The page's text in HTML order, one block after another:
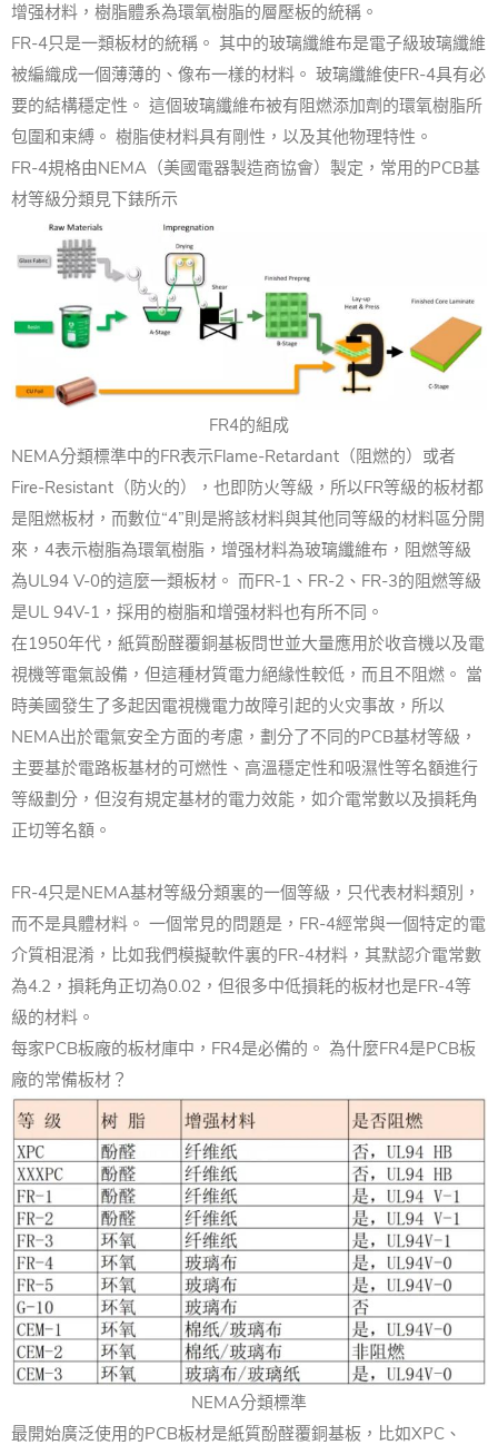
增强材料，樹脂體系為環氧樹脂的層壓板的統稱。
FR-4只是一類板材的統稱。 其中的玻璃纖維布是電子級玻璃纖維
被編織成一個薄薄的、像布一樣的材料。 玻璃纖維使FR-4具有必
要的結構穩定性。 這個玻璃纖維布被有阻燃添加劑的環氧樹脂所
包圍和束縛。 樹脂使材料具有剛性，以及其他物理特性。
FR-4規格由NEMA（美國電器製造商協會）製定，常用的PCB基
材等級分類見下錶所示
FR4的組成
NEMA分類標準中的FR表示Flame-Retardant（阻燃的）或者
Fire-Resistant（防火的），也即防火等級，所以FR等級的板材都
是阻燃板材，而數位“4”則是將該材料與其他同等級的材料區分開
來，4表示樹脂為環氧樹脂，增强材料為玻璃纖維布，阻燃等級
為UL94 V-0的這麼一類板材。 而FR-1、FR-2、FR-3的阻燃等級
是UL 94V-1，採用的樹脂和增强材料也有所不同。
在1950年代，紙質酚醛覆銅基板問世並大量應用於收音機以及電
視機等電氣設備，但這種材質電力絕緣性較低，而且不阻燃。 當
時美國發生了多起因電視機電力故障引起的火灾事故，所以
NEMA出於電氣安全方面的考慮，劃分了不同的PCB基材等級，
主要基於電路板基材的可燃性、高溫穩定性和吸濕性等名額進行
等級劃分，但沒有規定基材的電力效能，如介電常數以及損耗角
正切等名額。
FR-4只是NEMA基材等級分類裏的一個等級，只代表材料類別，
而不是具體材料。 一個常見的問題是，FR-4經常與一個特定的電
介質相混淆，比如我們模擬軟件裏的FR-4材料，其默認介電常數
為4.2，損耗角正切為0.02，但很多中低損耗的板材也是FR-4等
級的材料。
每家PCB板廠的板材庫中，FR4是必備的。 為什麼FR4是PCB板
廠的常備板材？
NEMA分類標準
最開始廣泛使用的PCB板材是紙質酚醛覆銅基板，比如XPC、